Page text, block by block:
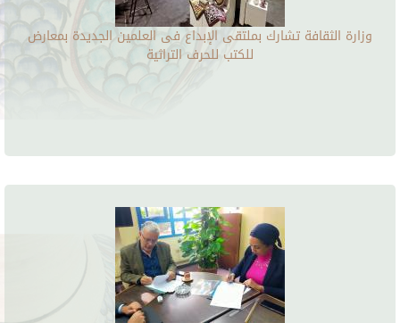
وزارة الثقافة تشارك بملتقى الإبداع فى العلمين الجديدة بمعارض
للكتب للحرف التراثية